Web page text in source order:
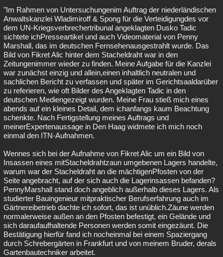
"Im Rahmen von Untersuchungenim Auftrag der niederländischen
Anwaltskanzlei Wladimiroff & Spong für die Verteidigungdes vor
dem UN-Kriegsverbrechertribunal angeklagten Dusko Tadic
sichtete ichPresseartikel und auch Videomaterial von Penny
Marshall, das im deutschen Fernsehenausgestrahlt wurde. Das
Bild von Fikret Alic hinter dem Stacheldraht war in den
Zeitungenimmer wieder zu finden. Meine Aufgabe für die Kanzlei
war zunächst einzig und allein,einen inhaltlich neutralen und
sachlichen Bericht zu verfassen und später im Gerichtsaaldarüber
zu referieren, wie oft Bilder des Angeklagten Tadic in den
deutschen Mediengezeigt wurden. Meine Frau stieß mich eines
abends auf ein kleines Detail, dem ichanfangs kaum Beachtung
schenkte. Nach Fertigstellung meines Auftrags und
meinerExpertenaussage in Den Haag widmete ich mich noch
einmal den ITN-Aufnahmen.
Wennes sich bei der Aufnahme von Fikret Alic um ein Bild von
Insassen eines mitStacheldrahtzaun umgebenen Lagers handelte,
warum war der Stacheldraht an die mächtigenPfosten von der
Seite angebracht, auf der sich auch die Lagerinsassen befanden?
PennyMarshall stand doch angeblich außerhalb dieses Lagers. Als
studierter Bauingenieur mitpraktischer Berufserfahrung auch im
Gärtnereibetrieb dachte ich sofort, das ist unüblich.Zäune werden
normalerweise außen an den Pfosten befestigt, ein Gelände und
sich daraufaufhaltende Personen werden somit eingezäunt. Die
Bestätigung hierfür fand ich nocheinmal bei einem Spaziergang
durch Schrebergärten in Frankfurt und von meinem Bruder, derals
Gartenbautechniker arbeitet.